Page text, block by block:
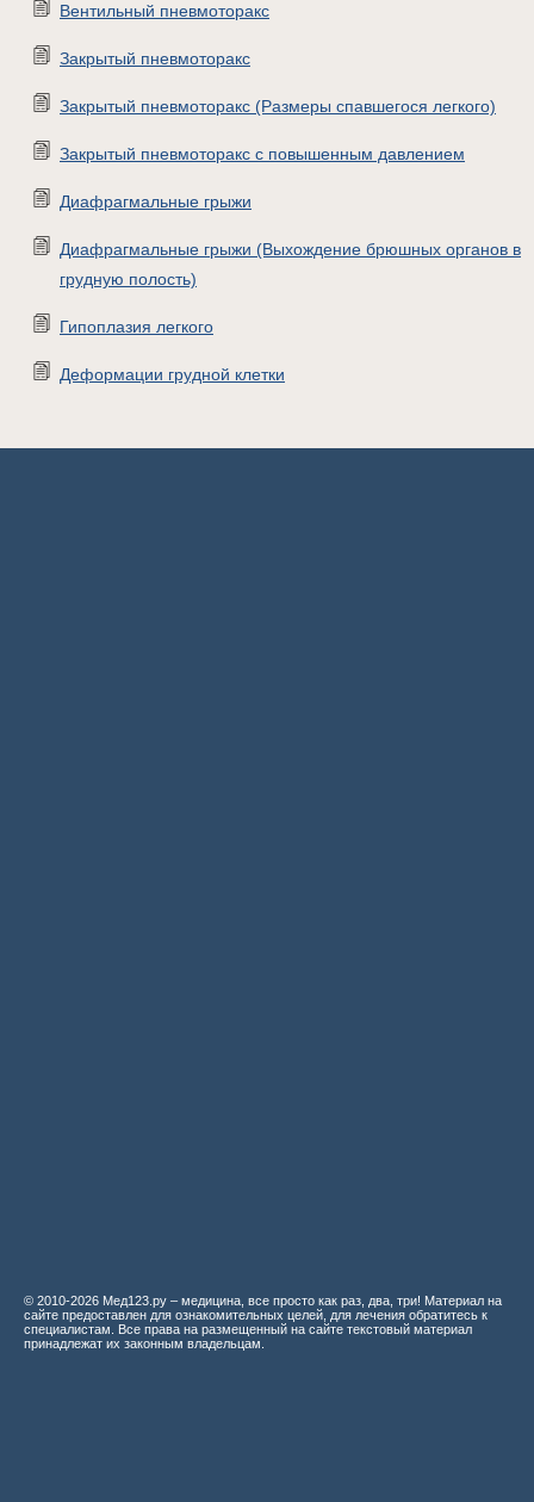
Вентильный пневмоторакс
Закрытый пневмоторакс
Закрытый пневмоторакс (Размеры спавшегося легкого)
Закрытый пневмоторакс с повышенным давлением
Диафрагмальные грыжи
Диафрагмальные грыжи (Выхождение брюшных органов в
грудную полость)
Гипоплазия легкого
Деформации грудной клетки
© 2010-2026 Мед123.ру – медицина, все просто как раз, два, три! Материал на
сайте предоставлен для ознакомительных целей, для лечения обратитесь к
специалистам. Все права на размещенный на сайте текстовый материал
принадлежат их законным владельцам.